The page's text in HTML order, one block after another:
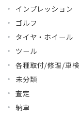
インプレッション
ゴルフ
タイヤ・ホイール
ツール
各種取付/修理/車検
未分類
査定
納車